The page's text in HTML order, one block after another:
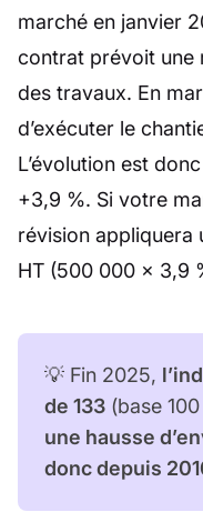
marché en janvier
contrat prévoit une
des travaux. En
d’exécuter le
L’évolution est
+3,9 %. Si votre
révision appliquera
HT (500 000 × 3,9
💡 Fin 2025,
de 133 (base
une hausse
donc depuis